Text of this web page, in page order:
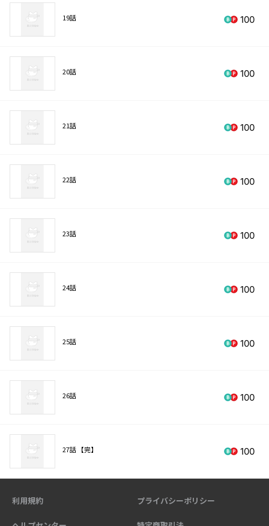
19話 100
20話 100
21話 100
22話 100
23話 100
24話 100
25話 100
26話 100
27話 【完】 100
利用規約 プライバシーポリシー